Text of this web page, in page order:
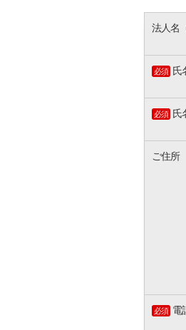
法人名
必須 氏
必須 氏
ご住所
必須 電